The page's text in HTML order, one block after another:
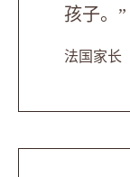
孩子。”
法国家长